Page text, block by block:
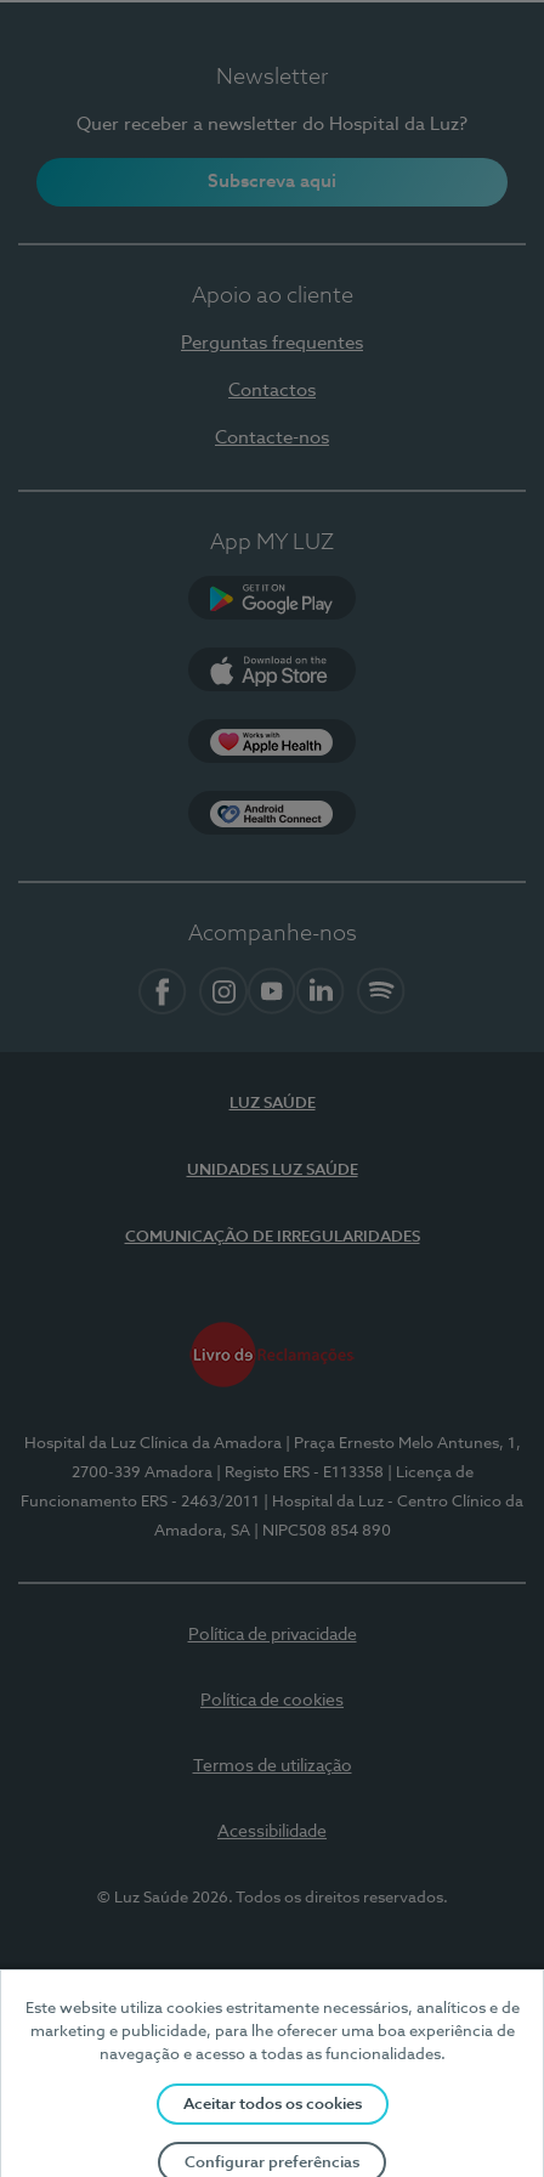
Este website utiliza cookies estritamente necessários, analíticos e de
marketing e publicidade, para lhe oferecer uma boa experiência de
navegação e acesso a todas as funcionalidades.
Aceitar todos os cookies
Configurar preferências
Newsletter
Quer receber a newsletter do Hospital da Luz?
Subscreva aqui
Apoio ao cliente
Perguntas frequentes
Contactos
Contacte-nos
App MY LUZ
Acompanhe-nos
LUZ SAÚDE
UNIDADES LUZ SAÚDE
COMUNICAÇÃO DE IRREGULARIDADES
Hospital da Luz Clínica da Amadora
| Praça Ernesto Melo Antunes, 1,
2700-339 Amadora
| Registo ERS - E113358
| Licença de
Funcionamento ERS - 2463/2011
| Hospital da Luz - Centro Clínico da
Amadora, SA
| NIPC508 854 890
Política de privacidade
Política de cookies
Termos de utilização
Acessibilidade
© Luz Saúde 2026. Todos os direitos reservados.